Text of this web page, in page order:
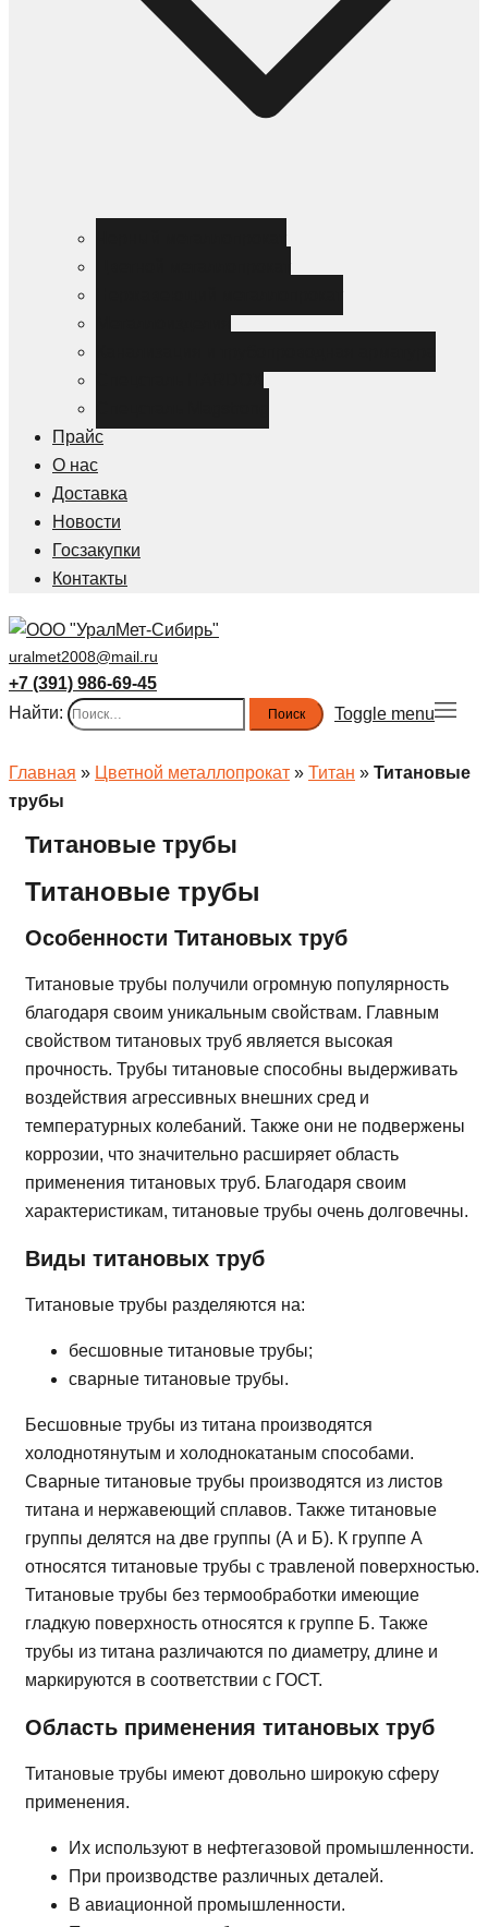
Прайс
О нас
Доставка
Новости
Госзакупки
Контакты
uralmet2008@mail.ru
+7 (391) 986-69-45
Найти:
Toggle menu
Главная » Цветной металлопрокат » Титан » Титановые
трубы
Титановые трубы
Титановые трубы
Особенности Титановых труб
Титановые трубы получили огромную популярность
благодаря своим уникальным свойствам. Главным
свойством титановых труб является высокая
прочность. Трубы титановые способны выдерживать
воздействия агрессивных внешних сред и
температурных колебаний. Также они не подвержены
коррозии, что значительно расширяет область
применения титановых труб. Благодаря своим
характеристикам, титановые трубы очень долговечны.
Виды титановых труб
Титановые трубы разделяются на:
бесшовные титановые трубы;
сварные титановые трубы.
Бесшовные трубы из титана производятся
холоднотянутым и холоднокатаным способами.
Сварные титановые трубы производятся из листов
титана и нержавеющий сплавов. Также титановые
группы делятся на две группы (А и Б). К группе А
относятся титановые трубы с травленой поверхностью.
Титановые трубы без термообработки имеющие
гладкую поверхность относятся к группе Б. Также
трубы из титана различаются по диаметру, длине и
маркируются в соответствии с ГОСТ.
Область применения титановых труб
Титановые трубы имеют довольно широкую сферу
применения.
Их используют в нефтегазовой промышленности.
При производстве различных деталей.
В авиационной промышленности.